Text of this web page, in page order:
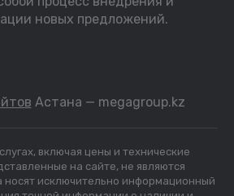
новых предложений.
Астана — megagroup.kz
включая цены и технические
на сайте, не являются
носят исключительно информационный